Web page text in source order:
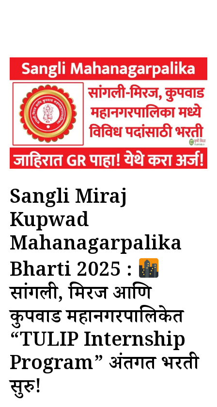
Sangli Miraj
Kupwad
Mahanagarpalika
Bharti 2025 :
सांगली, मिरज आणि
कुपवाड महानगरपालिकेत
“TULIP Internship
Program” अंतर्गत भरती
सुरु!